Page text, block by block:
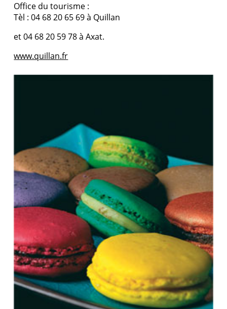
Office du tourisme :
Tèl : 04 68 20 65 69 à Quillan
et 04 68 20 59 78 à Axat.
www.quillan.fr